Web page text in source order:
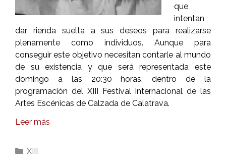
que
intentan
dar rienda suelta a sus deseos para realizarse
plenamente como individuos. Aunque para
conseguir este objetivo necesitan contarle al mundo
de su existencia y que será representada este
domingo a las 20:30 horas, dentro de la
programación del XIII Festival Internacional de las
Artes Escénicas de Calzada de Calatrava.
Leer más
Categorías
XIII